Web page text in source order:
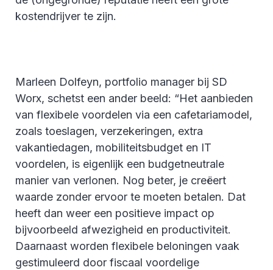
kostendrijver te zijn.
Marleen Dolfeyn, portfolio manager bij SD
Worx, schetst een ander beeld: “Het aanbieden
van flexibele voordelen via een cafetariamodel,
zoals toeslagen, verzekeringen, extra
vakantiedagen, mobiliteitsbudget en IT
voordelen, is eigenlijk een budgetneutrale
manier van verlonen. Nog beter, je creëert
waarde zonder ervoor te moeten betalen. Dat
heeft dan weer een positieve impact op
bijvoorbeeld afwezigheid en productiviteit.
Daarnaast worden flexibele beloningen vaak
gestimuleerd door fiscaal voordelige